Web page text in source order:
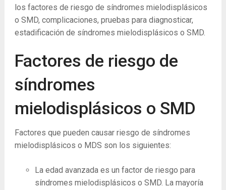
los factores de riesgo de síndromes mielodisplásicos
o SMD, complicaciones, pruebas para diagnosticar,
estadificación de síndromes mielodisplásicos o SMD.
Factores de riesgo de
síndromes
mielodisplásicos o SMD
Factores que pueden causar riesgo de síndromes
mielodisplásicos o MDS son los siguientes:
La edad avanzada es un factor de riesgo para
síndromes mielodisplásicos o SMD. La mayoría